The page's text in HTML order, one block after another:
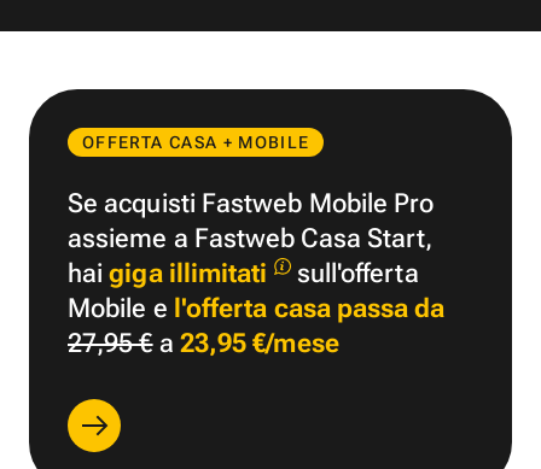
OFFERTA CASA + MOBILE
Se acquisti Fastweb Mobile Pro
assieme a Fastweb Casa Start,
haigiga illimitati
sull'offerta
Mobile e l'offerta casa passa da
27,95 €a 23,95 €/mese